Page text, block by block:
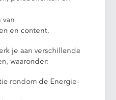
van
en content.
je aan verschillende
waaronder:
rondom de Energie-